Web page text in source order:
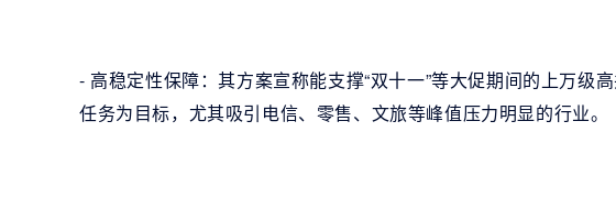
- 高稳定性保障：其方案宣称能支撑“双十一”等大促期间的上万级
任务为目标，尤其吸引电信、零售、文旅等峰值压力明显的行业。